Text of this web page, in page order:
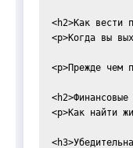
<h2>Как вести
<p>Когда вы
<p>Прежде чем
<p>Как найти